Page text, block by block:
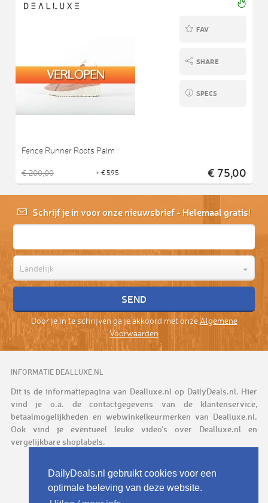
DailyDeals.nl gebruikt cookies voor een
optimale beleving van deze website.
FAV
SHARE
SPECS
Fence Runner Roots Palm
€ 200,00 + € 5,95 € 75,00
Schrijf je in voor onze nieuwsbrief - Helemaal gratis!
Landelijk
Door je in te schrijven ga je akkoord met onze Algemene
Voorwaarden
INFORMATIE DEALLUXE.NL
Dit is de informatiepagina van Dealluxe.nl op DailyDeals.nl. Hier
vind je o.a. de contactgegevens van de klantenservice,
betaalmogelijkheden en webwinkelkeurmerken van Dealluxe.nl.
Ook vind je eventueel leuke video's over Dealluxe.nl en
vergelijkbare shoplabels.